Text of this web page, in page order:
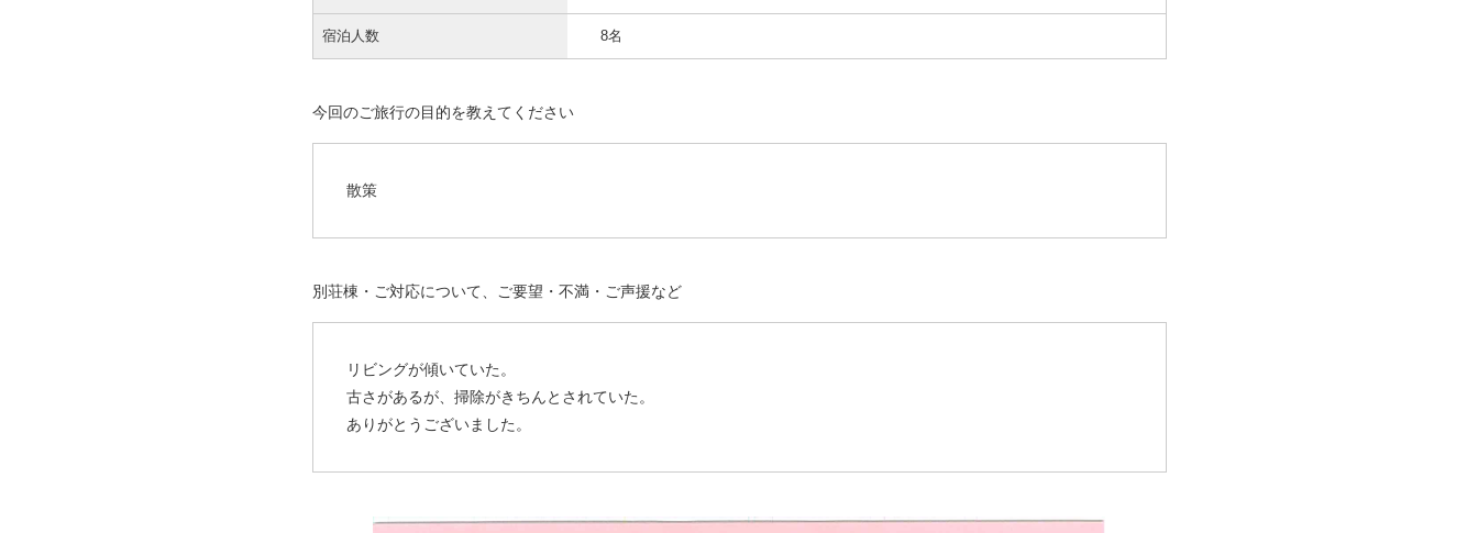
宿泊人数 8名
今回のご旅行の目的を教えてください
散策
別荘棟・ご対応について、ご要望・不満・ご声援など
リビングが傾いていた。
古さがあるが、掃除がきちんとされていた。
ありがとうございました。